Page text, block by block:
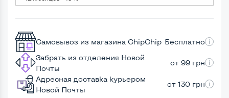
Самовывоз из магазина ChipChip Бесплатно
Забрать из отделения Новой
Почты
от 99 грн
Адресная доставка курьером
Новой Почты
от 130 грн